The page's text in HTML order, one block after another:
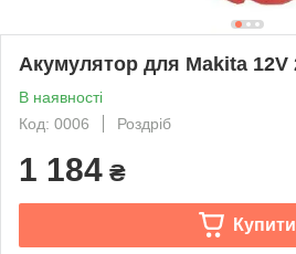
Акумулятор для Makita 12V
В наявності
Код: 0006
Роздріб
1 184 ₴
Купити